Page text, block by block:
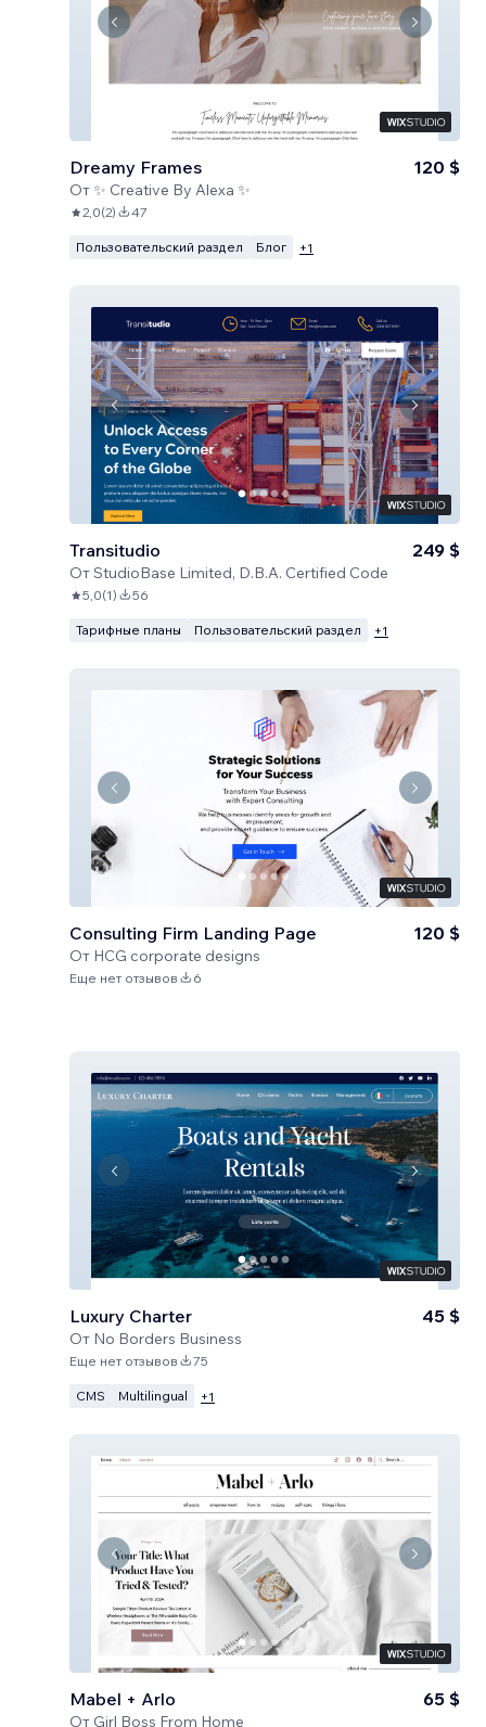
Dreamy Frames
От✨ Creative By Alexa ✨
120 $
2,0(2) 47
Пользовательский раздел Блог +1
Transitudio
ОтStudioBase Limited, D.B.A. Certified Code
249 $
5,0(1) 56
Тарифные планы Пользовательский раздел +1
Consulting Firm Landing Page
От HCG corporate designs
120 $
Еще нет отзывов 6
Luxury Charter
От No Borders Business
45 $
Еще нет отзывов 75
CMS Multilingual +1
Mabel + Arlo
От Girl Boss From Home
65 $